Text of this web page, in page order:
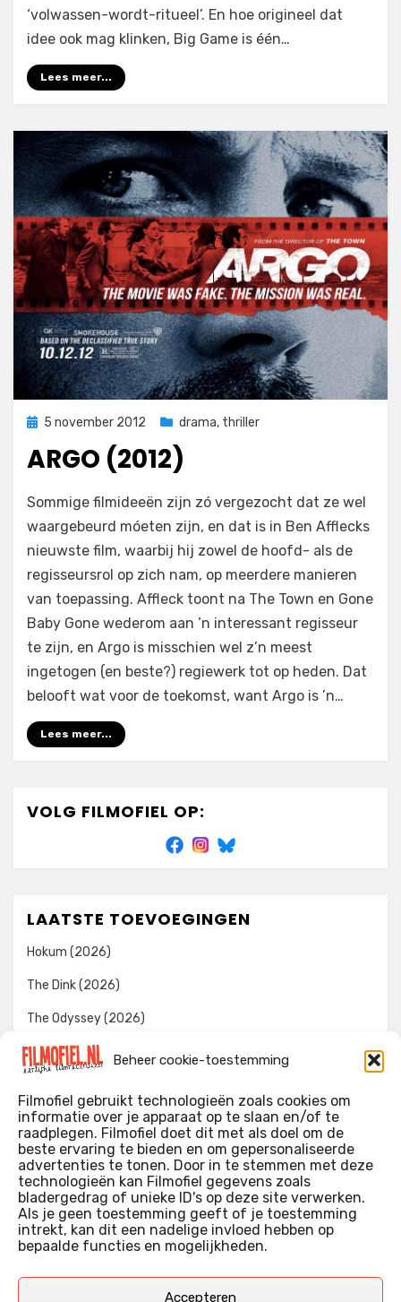
Beheer cookie-toestemming
Filmofiel gebruikt technologieën zoals cookies om
informatie over je apparaat op te slaan en/of te
raadplegen. Filmofiel doet dit met als doel om de
beste ervaring te bieden en om gepersonaliseerde
advertenties te tonen. Door in te stemmen met deze
technologieën kan Filmofiel gegevens zoals
bladergedrag of unieke ID's op deze site verwerken.
Als je geen toestemming geeft of je toestemming
intrekt, kan dit een nadelige invloed hebben op
bepaalde functies en mogelijkheden.
Accepteren
‘volwassen-wordt-ritueel’. En hoe origineel dat
idee ook mag klinken, Big Game is één…
Lees meer...
Geplaatst
5 november 2012 drama, thriller
ARGO (2012)
door Filmofiel.nl
1 reactieop
(2012)
Sommige filmideeën zijn zó vergezocht dat ze wel
waargebeurd móeten zijn, en dat is in Ben Afflecks
nieuwste film, waarbij hij zowel de hoofd- als de
regisseursrol op zich nam, op meerdere manieren
van toepassing. Affleck toont na The Town en Gone
Baby Gone wederom aan ’n interessant regisseur
te zijn, en Argo is misschien wel z’n meest
ingetogen (en beste?) regiewerk tot op heden. Dat
belooft wat voor de toekomst, want Argo is ’n…
Lees meer...
VOLG FILMOFIEL OP:
LAATSTE TOEVOEGINGEN
Hokum (2026)
The Dink (2026)
The Odyssey (2026)
Evil Dead Burn (2026)
WIE IK BEN…?
Ik ben ooit begonnen met m’n recensies omdat ik zoveel
films keek dat ik af en toe niet meer wist welke ik nu wel of
niet gezien had. Ik ben een filmliefhebber, heb als hobby nog
erg lang in een videotheek gewerkt, en heb als coproducent
Deze recensies zijn dan ook vooral vrij pretentieloze